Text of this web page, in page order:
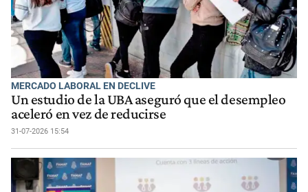
MERCADO LABORAL EN DECLIVE
Un estudio de la UBA aseguró que el desempleo
aceleró en vez de reducirse
31-07-2026 15:54